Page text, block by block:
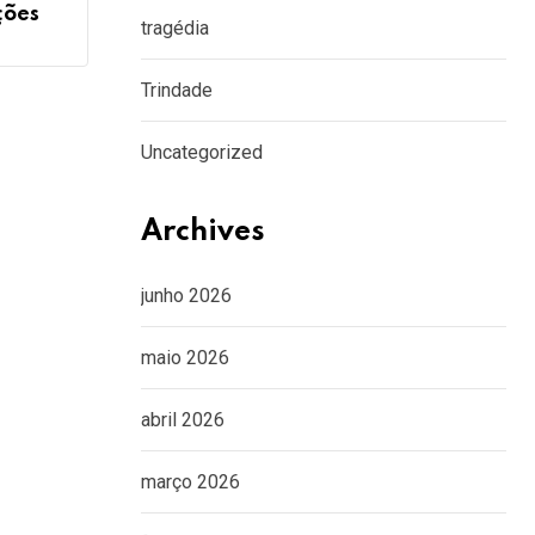
tragédia
Trindade
Uncategorized
Archives
junho 2026
maio 2026
abril 2026
março 2026